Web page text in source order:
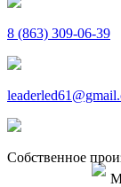
8 (863) 309-06-39
Собственное